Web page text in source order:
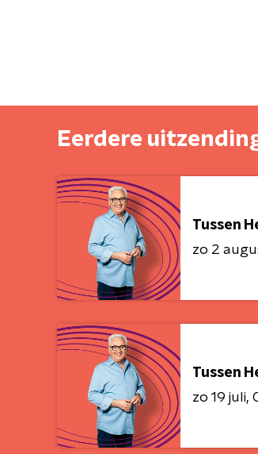
Eerdere
Tussen
zo 2
Tussen
zo 19 juli